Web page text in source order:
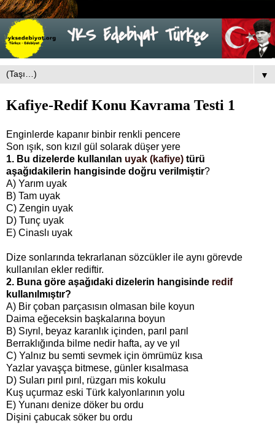
▼
Kafiye-Redif Konu Kavrama Testi 1
Enginlerde kapanır binbir renkli pencere
Son ışık, son kızıl gül solarak düşer yere
1. Bu dizelerde kullanılan uyak (kafiye) türü
aşağıdakilerin hangisinde doğru verilmiştir?
A) Yarım uyak
B) Tam uyak
C) Zengin uyak
D) Tunç uyak
E) Cinaslı uyak
Dize sonlarında tekrarlanan sözcükler ile aynı görevde
kullanılan ekler rediftir.
2. Buna göre aşağıdaki dizelerin hangisinde redif
kullanılmıştır?
A) Bir çoban parçasısın olmasan bile koyun
Daima eğeceksin başkalarına boyun
B) Sıyrıl, beyaz karanlık içinden, parıl parıl
Berraklığında bilme nedir hafta, ay ve yıl
C) Yalnız bu semti sevmek için ömrümüz kısa
Yazlar yavaşça bitmese, günler kısalmasa
D) Suları pırıl pırıl, rüzgarı mis kokulu
Kuş uçurmaz eski Türk kalyonlarının yolu
E) Yunanı denize döker bu ordu
Dişini çabucak söker bu ordu